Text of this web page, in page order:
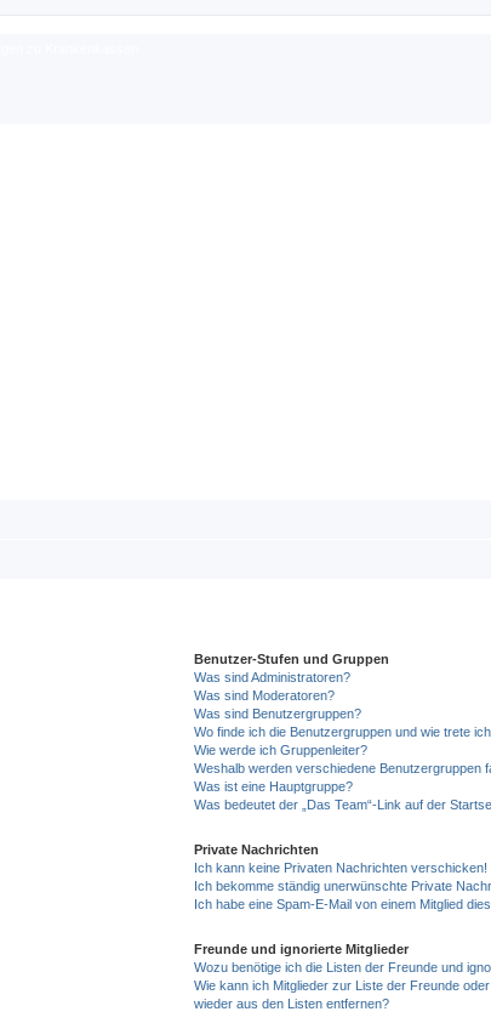
Benutzer-Stufen und Gruppen
Was sind Administratoren?
Was sind Moderatoren?
Was sind Benutzergruppen?
Wo finde ich die Benutzergruppen und wie trete
Wie werde ich Gruppenleiter?
Weshalb werden verschiedene Benutzergruppen
Was ist eine Hauptgruppe?
Was bedeutet der „Das Team“-Link auf der
Private Nachrichten
Ich kann keine Privaten Nachrichten verschicken!
Ich bekomme ständig unerwünschte Private
Ich habe eine Spam-E-Mail von einem Mitglied
Freunde und ignorierte Mitglieder
Wozu benötige ich die Listen der Freunde und
Wie kann ich Mitglieder zur Liste der Freunde
wieder aus den Listen entfernen?